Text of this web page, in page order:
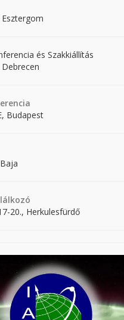
és Szakkiállítás
Budapest
20., Herkulesfürdő